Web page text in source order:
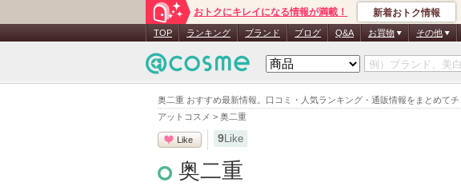
奥二重 おすすめ最新情報。口コミ・人気ランキング・通販情報をまとめてチ
アットコスメ > 奥二重
おトクにキレイになる情報が満載！ 新着おトク情報
TOP ランキング ブランド ブログ Q&A お買物 その他
Like 9Like
奥二重